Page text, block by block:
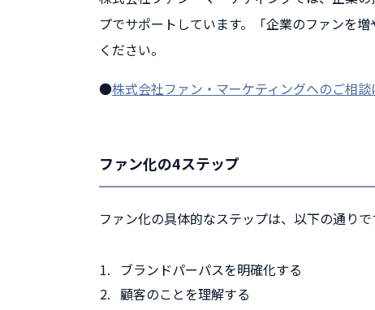
プでサポートしています。「企業のファンを
ください。
●株式会社ファン・マーケティングへのご相談
ファン化の4ステップ
ファン化の具体的なステップは、以下の通りで
ブランドパーパスを明確化する
顧客のことを理解する